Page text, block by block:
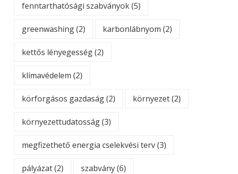
fenntarthatósági szabványok(5)
greenwashing(2) karbonlábnyom (2)
kettős lényegesség(2)
klímavédelem (2)
körforgásos gazdaság(2) környezet(2)
környezettudatosság(3)
megfizethető energia cselekvési terv(3)
pályázat(2) szabvány(6)